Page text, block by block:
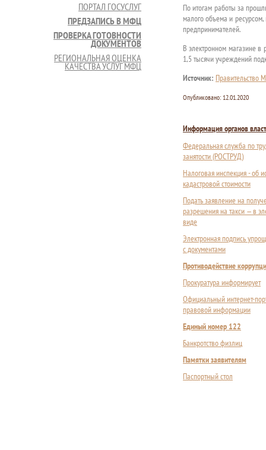
ПОРТАЛ ГОСУСЛУГ
ПРЕДЗАПИСЬ В МФЦ
ПРОВЕРКА ГОТОВНОСТИ
ДОКУМЕНТОВ
РЕГИОНАЛЬНАЯ ОЦЕНКА
КАЧЕСТВА УСЛУГ МФЦ
По итогам работы за
малого объема и
предпринимателей.
В электронном магазине
1,5 тысячи учреждений
Источник: Правительство
Опубликовано: 12.01.2020
Информация органов
Федеральная служба по
занятости (РОСТРУД)
Налоговая инспекция - об
кадастровой стоимости
Подать заявление на
разрешения на такси — в
виде
Электронная подпись
с документами
Противодействие
Прокуратура информирует
Официальный интернет-
правовой информации
Единый номер 122
Банкротство физлиц
Памятки заявителям
Паспортный стол